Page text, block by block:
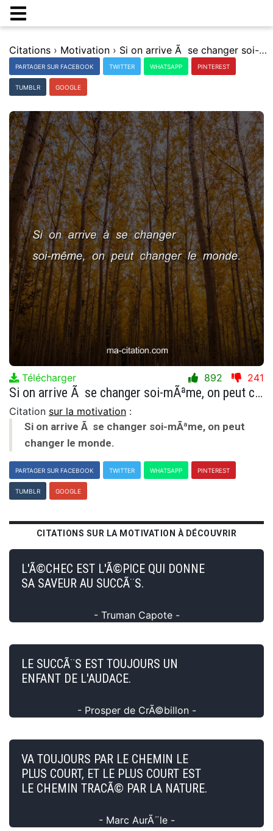
Citations › Motivation › Si on arrive Ã se changer soi-mÃªme, on peut changer le monde.
PARTAGER SUR FACEBOOK TWITTER WHATSAPP PINTEREST
TUMBLR GOOGLE
Télécharger 892 241
Si on arrive Ã se changer soi-mÃªme, on peut changer le monde.
Citation sur la motivation :
Si on arrive Ã se changer soi-mÃªme, on peut
changer le monde.
PARTAGER SUR FACEBOOK TWITTER WHATSAPP PINTEREST
TUMBLR GOOGLE
CITATIONS SUR LA MOTIVATION À DÉCOUVRIR
L'Ã©CHEC EST L'Ã©PICE QUI DONNE
SA SAVEUR AU SUCCÃ¨S.
- Truman Capote -
LE SUCCÃ¨S EST TOUJOURS UN
ENFANT DE L'AUDACE.
- Prosper de CrÃ©billon -
VA TOUJOURS PAR LE CHEMIN LE
PLUS COURT, ET LE PLUS COURT EST
LE CHEMIN TRACÃ© PAR LA NATURE.
- Marc AurÃ¨le -